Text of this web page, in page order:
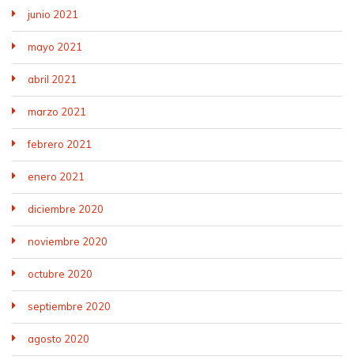
junio 2021
mayo 2021
abril 2021
marzo 2021
febrero 2021
enero 2021
diciembre 2020
noviembre 2020
octubre 2020
septiembre 2020
agosto 2020